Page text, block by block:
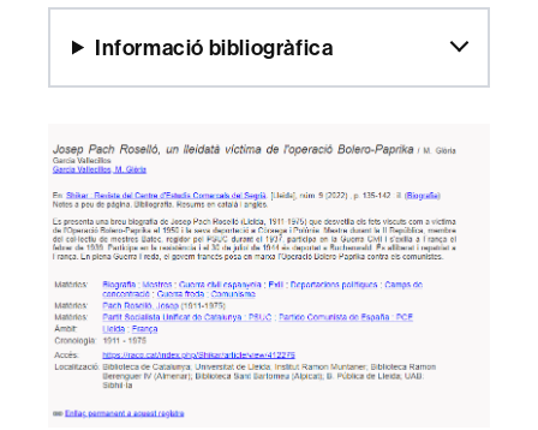
Informació bibliogràfica